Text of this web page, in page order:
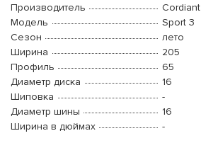
Производитель
Cordiant
Модель
Sport 3
Сезон
лето
Ширина
205
Профиль
65
Диаметр диска
16
Шиповка
-
Диаметр шины
16
Ширина в дюймах
-